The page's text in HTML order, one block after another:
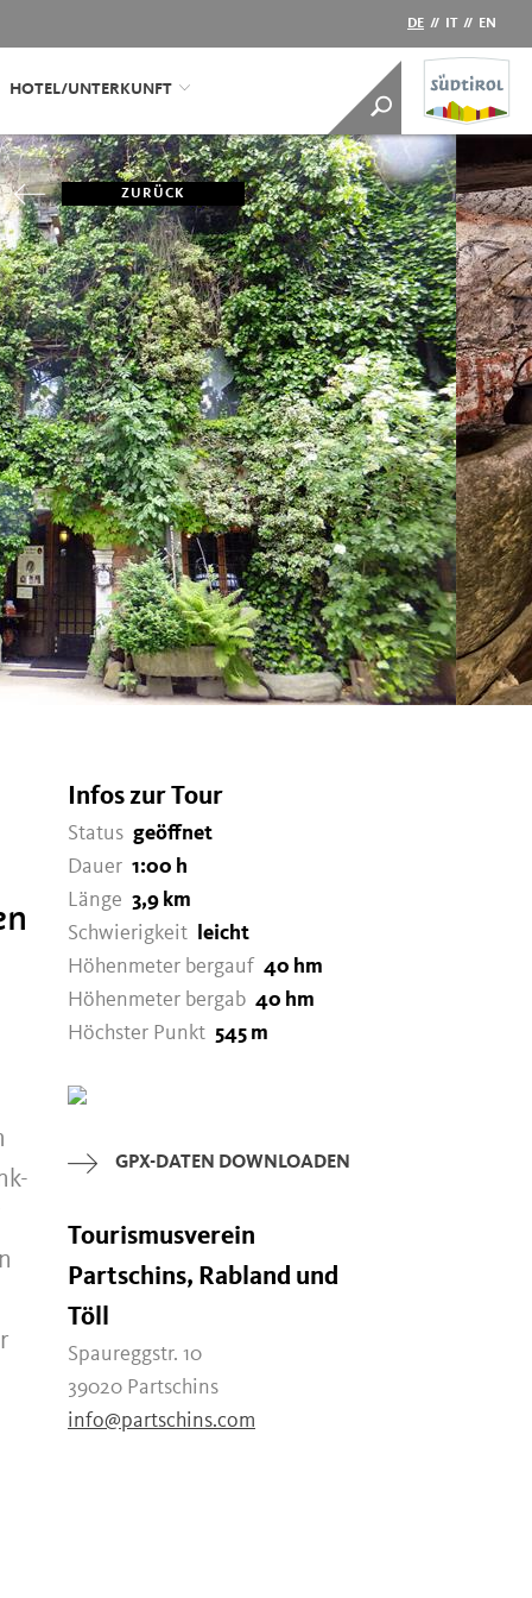
DE // IT // EN
HOTEL/UNTERKUNFT
ZURÜCK
Infos zur Tour
Status geöffnet
Dauer 1:00 h
Länge 3,9 km
Schwierigkeit
leicht
Höhenmeter bergauf 40 hm
Höhenmeter bergab 40 hm
Höchster Punkt 545 m
GPX-DATEN DOWNLOADEN
Tourismusverein
Partschins, Rabland und
Töll
Spaureggstr. 10
39020 Partschins
info@partschins.com